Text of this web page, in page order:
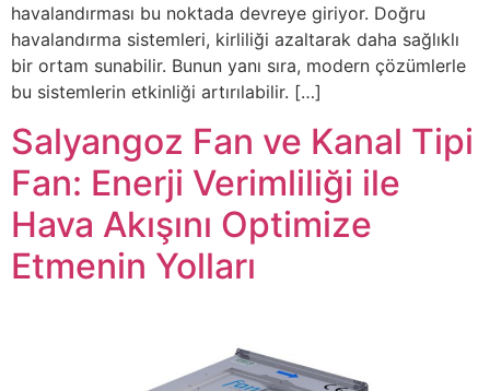
havalandırması bu noktada devreye giriyor. Doğru
havalandırma sistemleri, kirliliği azaltarak daha sağlıklı
bir ortam sunabilir. Bunun yanı sıra, modern çözümlerle
bu sistemlerin etkinliği artırılabilir. […]
Salyangoz Fan ve Kanal Tipi
Fan: Enerji Verimliliği ile
Hava Akışını Optimize
Etmenin Yolları